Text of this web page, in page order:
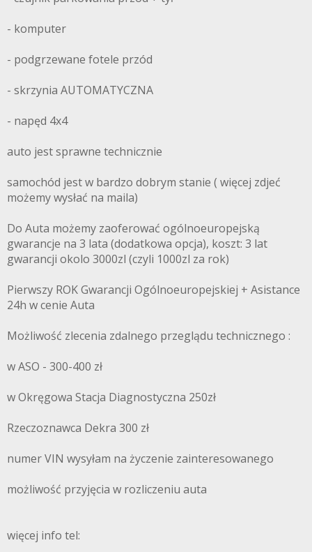
- komputer
- podgrzewane fotele przód
- skrzynia AUTOMATYCZNA
- napęd 4x4
auto jest sprawne technicznie
samochód jest w bardzo dobrym stanie ( więcej zdjeć
możemy wysłać na maila)
Do Auta możemy zaoferować ogólnoeuropejską
gwarancje na 3 lata (dodatkowa opcja), koszt: 3 lat
gwarancji okolo 3000zl (czyli 1000zl za rok)
Pierwszy ROK Gwarancji Ogólnoeuropejskiej + Asistance
24h w cenie Auta
Możliwość zlecenia zdalnego przeglądu technicznego :
w ASO - 300-400 zł
w Okręgowa Stacja Diagnostyczna 250zł
Rzeczoznawca Dekra 300 zł
numer VIN wysyłam na życzenie zainteresowanego
możliwość przyjęcia w rozliczeniu auta
więcej info tel: